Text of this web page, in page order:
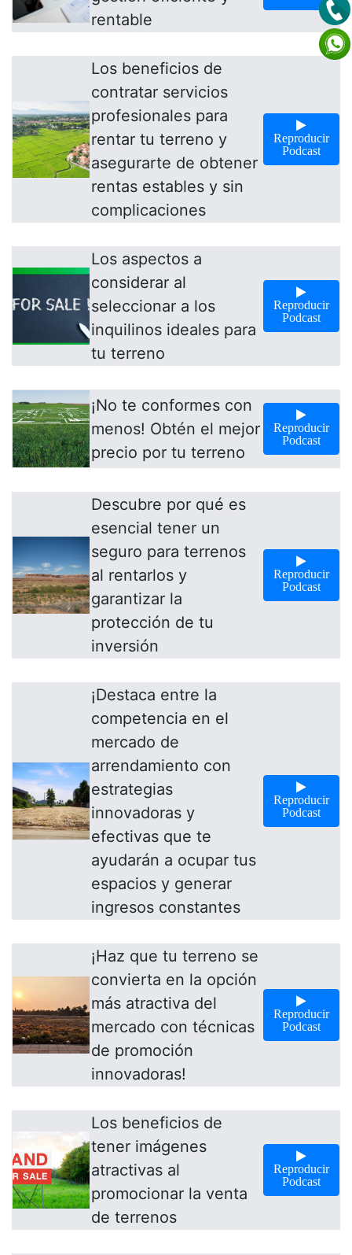
rentable
Los beneficios de
contratar servicios
profesionales para
rentar tu terreno y
asegurarte de obtener
rentas estables y sin
complicaciones
Reproducir
Podcast
Los aspectos a
considerar al
seleccionar a los
inquilinos ideales para
tu terreno
Reproducir
Podcast
¡No te conformes con
menos! Obtén el mejor
precio por tu terreno
Reproducir
Podcast
Descubre por qué es
esencial tener un
seguro para terrenos
al rentarlos y
garantizar la
protección de tu
inversión
Reproducir
Podcast
¡Destaca entre la
competencia en el
mercado de
arrendamiento con
estrategias
innovadoras y
efectivas que te
ayudarán a ocupar tus
espacios y generar
ingresos constantes
Reproducir
Podcast
¡Haz que tu terreno se
convierta en la opción
más atractiva del
mercado con técnicas
de promoción
innovadoras!
Reproducir
Podcast
Los beneficios de
tener imágenes
atractivas al
promocionar la venta
de terrenos
Reproducir
Podcast